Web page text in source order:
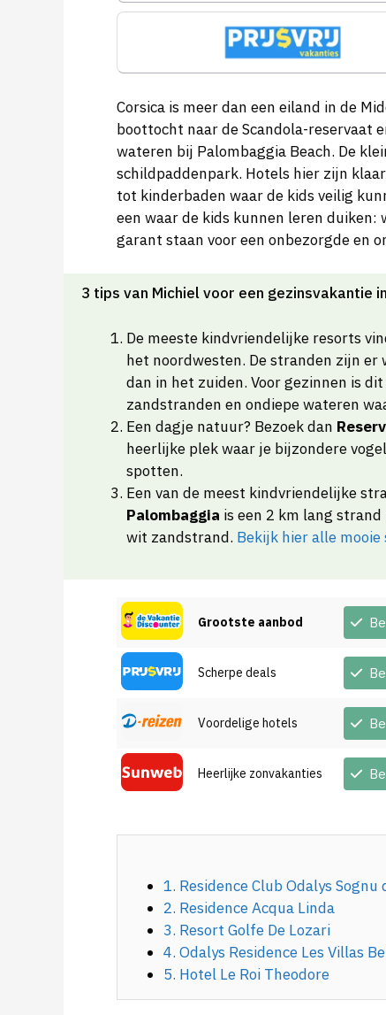
Corsica is meer dan een eiland in de
boottocht naar de Scandola-reservaat
wateren bij Palombaggia Beach. De
schildpaddenpark. Hotels hier zijn
tot kinderbaden waar de kids veilig
een waar de kids kunnen leren duiken:
garant staan voor een onbezorgde en
3 tips van Michiel voor een gezinsvakantie
De meeste kindvriendelijke resorts
het noordwesten. De stranden zijn
dan in het zuiden. Voor gezinnen is
zandstranden en ondiepe wateren
Een dagje natuur? Bezoek dan
heerlijke plek waar je bijzondere
spotten.
Een van de meest kindvriendelijke
Palombaggia is een 2 km lang
wit zandstrand. Bekijk hier alle
Grootste aanbod
Scherpe deals
Voordelige hotels
Heerlijke zonvakanties
1. Residence Club Odalys Sognu
2. Residence Acqua Linda
3. Resort Golfe De Lozari
4. Odalys Residence Les Villas
5. Hotel Le Roi Theodore